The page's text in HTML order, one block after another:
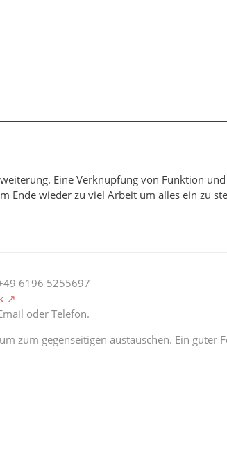
Eine Verknüpfung von Funktion
Ende wieder zu viel Arbeit um alles ein zu
6196 5255697
oder Telefon.
zum gegenseitigen austauschen. Ein guter